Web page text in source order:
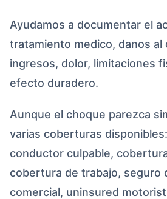
Ayudamos a documentar el
tratamiento medico, danos al
ingresos, dolor, limitaciones
efecto duradero.
Aunque el choque parezca
varias coberturas
conductor culpable,
cobertura de trabajo, seguro
comercial, uninsured